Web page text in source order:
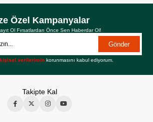
Özel Kampanyalar
Ol Fırsatlardan Önce Sen Haberdar Ol!
Gönder
kişisel verilerimin korunmasını kabul ediyorum.
Takipte Kal